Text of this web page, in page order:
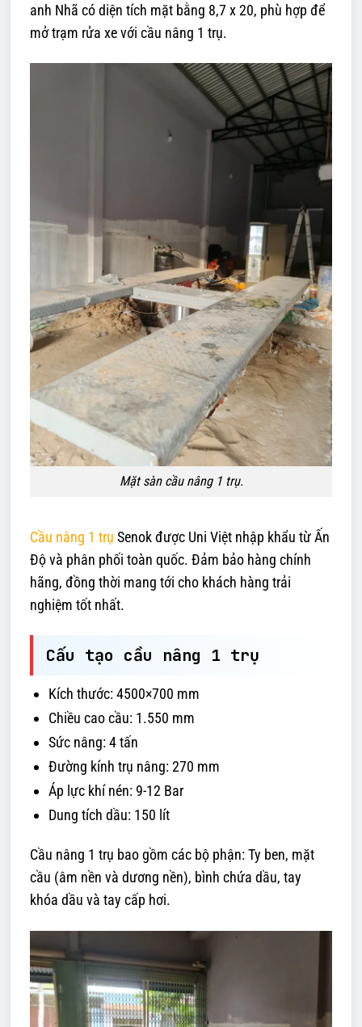
anh Nhã có diện tích mặt bằng 8,7 x 20, phù hợp để
mở trạm rửa xe với cầu nâng 1 trụ.
Mặt sàn cầu nâng 1 trụ.
Cầu nâng 1 trụ Senok được Uni Việt nhập khẩu từ Ấn
Độ và phân phối toàn quốc. Đảm bảo hàng chính
hãng, đồng thời mang tới cho khách hàng trải
nghiệm tốt nhất.
Cấu tạo cầu nâng 1 trụ
Kích thước: 4500×700 mm
Chiều cao cầu: 1.550 mm
Sức nâng: 4 tấn
Đường kính trụ nâng: 270 mm
Áp lực khí nén: 9-12 Bar
Dung tích dầu: 150 lít
Cầu nâng 1 trụ bao gồm các bộ phận: Ty ben, mặt
cầu (âm nền và dương nền), bình chứa dầu, tay
khóa dầu và tay cấp hơi.